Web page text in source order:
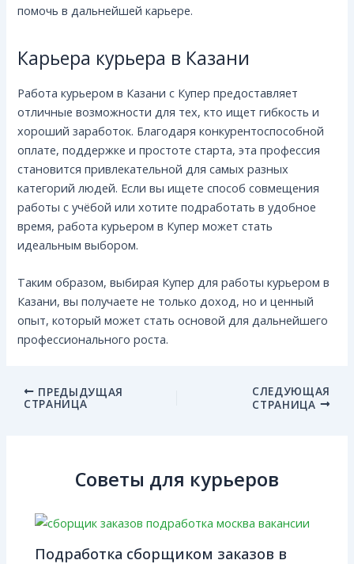
помочь в дальнейшей карьере.
Карьера курьера в Казани
Работа курьером в Казани с Купер предоставляет
отличные возможности для тех, кто ищет гибкость и
хороший заработок. Благодаря конкурентоспособной
оплате, поддержке и простоте старта, эта профессия
становится привлекательной для самых разных
категорий людей. Если вы ищете способ совмещения
работы с учёбой или хотите подработать в удобное
время, работа курьером в Купер может стать
идеальным выбором.
Таким образом, выбирая Купер для работы курьером в
Казани, вы получаете не только доход, но и ценный
опыт, который может стать основой для дальнейшего
профессионального роста.
ПРЕДЫДУЩАЯ
СТРАНИЦА
СЛЕДУЮЩАЯ
СТРАНИЦА
Советы для курьеров
Подработка сборщиком заказов в